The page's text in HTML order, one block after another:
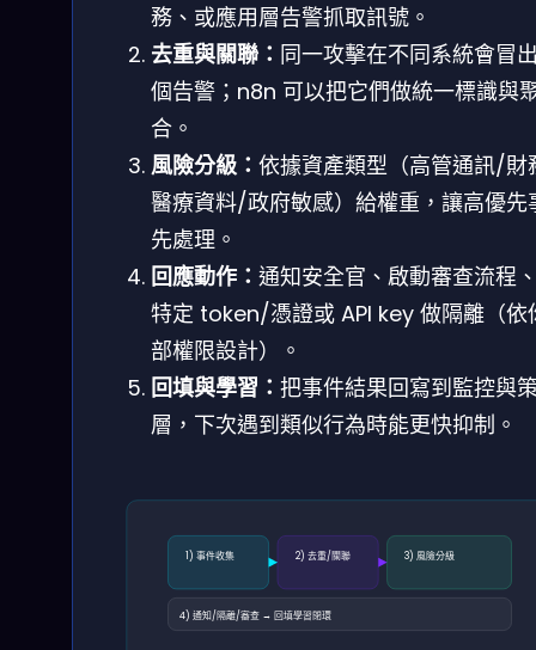
務、或應用層告警抓取訊號。
去重與關聯： 同一攻擊在不同系統會冒
個告警；n8n 可以把它們做統一標識與
合。
風險分級： 依據資產類型（高管通訊/
醫療資料/政府敏感）給權重，讓高優先
先處理。
回應動作： 通知安全官、啟動審查流程
特定 token/憑證或 API key 做隔離（依
部權限設計）。
回填與學習： 把事件結果回寫到監控與
層，下次遇到類似行為時能更快抑制。
1) 事件收集 2) 去重/關聯 3) 風險分級
4) 通知/隔離/審查 → 回填學習閉環